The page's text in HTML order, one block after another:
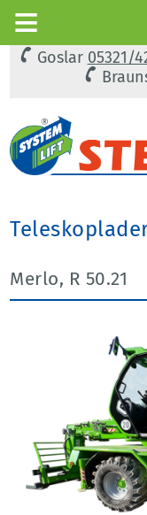
Goslar 05321/
Merlo, R 50.21